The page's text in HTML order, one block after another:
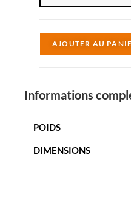
AJOUTER AU
Informations
POIDS
DIMENSIONS